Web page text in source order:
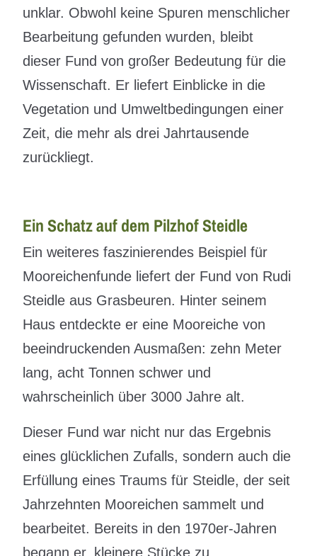
unklar. Obwohl keine Spuren menschlicher
Bearbeitung gefunden wurden, bleibt
dieser Fund von großer Bedeutung für die
Wissenschaft. Er liefert Einblicke in die
Vegetation und Umweltbedingungen einer
Zeit, die mehr als drei Jahrtausende
zurückliegt.
Ein Schatz auf dem Pilzhof Steidle
Ein weiteres faszinierendes Beispiel für
Mooreichenfunde liefert der Fund von Rudi
Steidle aus Grasbeuren. Hinter seinem
Haus entdeckte er eine Mooreiche von
beeindruckenden Ausmaßen: zehn Meter
lang, acht Tonnen schwer und
wahrscheinlich über 3000 Jahre alt.
Dieser Fund war nicht nur das Ergebnis
eines glücklichen Zufalls, sondern auch die
Erfüllung eines Traums für Steidle, der seit
Jahrzehnten Mooreichen sammelt und
bearbeitet. Bereits in den 1970er-Jahren
begann er, kleinere Stücke zu